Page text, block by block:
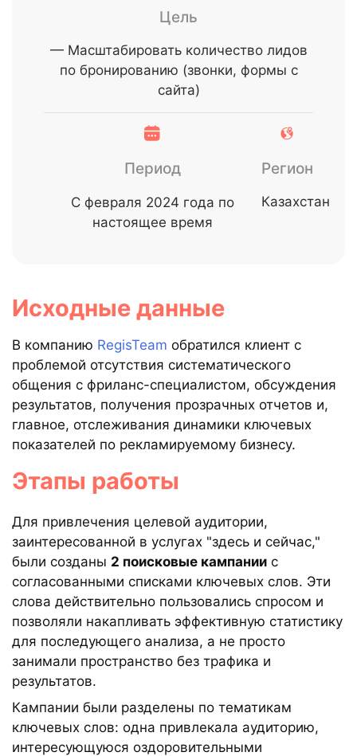
Цель
— Масштабировать количество лидов
по бронированию (звонки, формы с
сайта)
Период
С февраля 2024 года по
настоящее время
Регион
Казахстан
Исходные данные
В компанию RegisTeam обратился клиент с
проблемой отсутствия систематического
общения с фриланс-специалистом, обсуждения
результатов, получения прозрачных отчетов и,
главное, отслеживания динамики ключевых
показателей по рекламируемому бизнесу.
Этапы работы
Для привлечения целевой аудитории,
заинтересованной в услугах "здесь и сейчас,"
были созданы 2 поисковые кампании с
согласованными списками ключевых слов. Эти
слова действительно пользовались спросом и
позволяли накапливать эффективную статистику
для последующего анализа, а не просто
занимали пространство без трафика и
результатов.
Кампании были разделены по тематикам
ключевых слов: одна привлекала аудиторию,
интересующуюся оздоровительными